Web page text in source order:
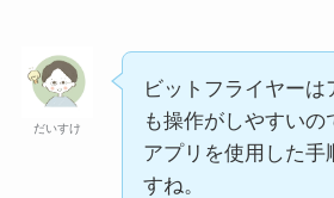
だいすけ
ビットフライヤーは
も操作がしやすいの
アプリを使用した手
すね。